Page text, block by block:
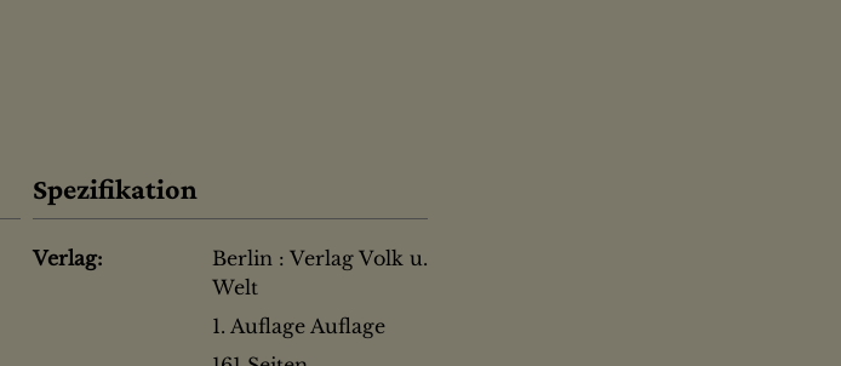
Spezifikation
Verlag:
Berlin : Verlag Volk u.
Welt
1. Auflage Auflage